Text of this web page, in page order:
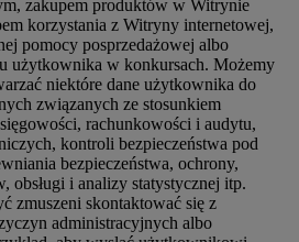
zakupem produktów w Witrynie
korzystania z Witryny internetowej,
pomocy posprzedażowej albo
użytkownika w konkursach. Możemy
niektóre dane użytkownika do
związanych ze stosunkiem
rachunkowości i audytu,
kontroli bezpieczeństwa pod
bezpieczeństwa, ochrony,
obsługi i analizy statystycznej itp.
zmuszeni skontaktować się z
administracyjnych albo